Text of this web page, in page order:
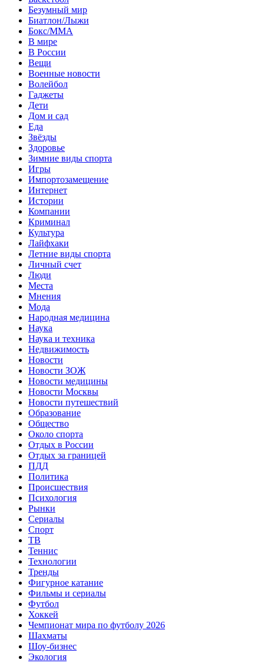
Безумный мир
Биатлон/Лыжи
Бокс/MMA
В мире
В России
Вещи
Военные новости
Волейбол
Гаджеты
Дети
Дом и сад
Еда
Звёзды
Здоровье
Зимние виды спорта
Игры
Импортозамещение
Интернет
Истории
Компании
Криминал
Культура
Лайфхаки
Летние виды спорта
Личный счет
Люди
Места
Мнения
Мода
Народная медицина
Наука
Наука и техника
Недвижимость
Новости
Новости ЗОЖ
Новости медицины
Новости Москвы
Новости путешествий
Образование
Общество
Около спорта
Отдых в России
Отдых за границей
ПДД
Политика
Происшествия
Психология
Рынки
Сериалы
Спорт
ТВ
Теннис
Технологии
Тренды
Фигурное катание
Фильмы и сериалы
Футбол
Хоккей
Чемпионат мира по футболу 2026
Шахматы
Шоу-бизнес
Экология